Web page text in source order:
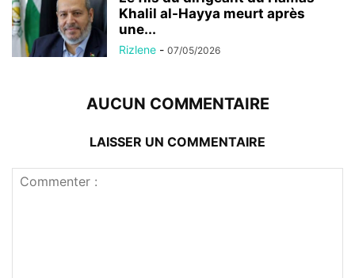
Khalil al-Hayya meurt après
une...
Rizlene - 07/05/2026
AUCUN COMMENTAIRE
LAISSER UN COMMENTAIRE